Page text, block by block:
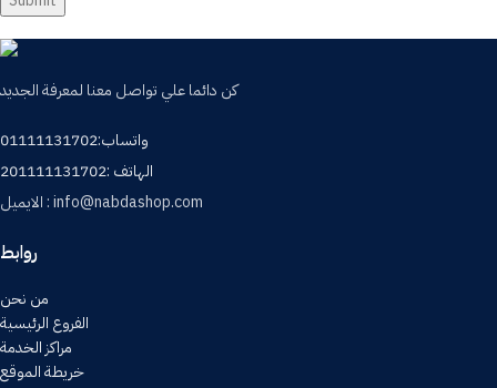
كن دائما علي تواصل معنا لمعرفة الجديد
واتساب:01111131702
الهاتف :201111131702
الايميل : info@nabdashop.com
روابط
من نحن
الفروع الرئيسية
مراكز الخدمة
خريطة الموقع